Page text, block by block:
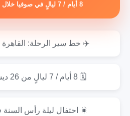
8 أيام / 7 ليالٍ في صوفيا خلال أقوى موسم سفر
✈️ خط سير الرحلة: القاهرة
🗓️ 8 أيام / 7 ليالٍ من 26 ديسمبر إلى 2 يناير
🎇 احتفال ليلة رأس السنة